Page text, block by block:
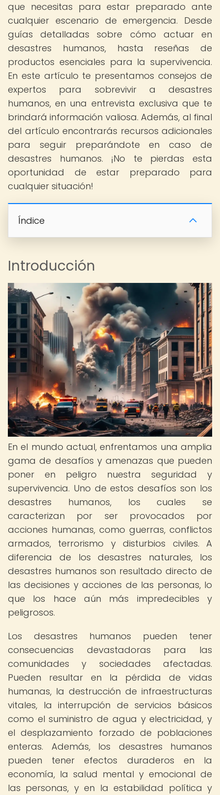
que necesitas para estar preparado ante
cualquier escenario de emergencia. Desde
guías detalladas sobre cómo actuar en
desastres humanos, hasta reseñas de
productos esenciales para la supervivencia.
En este artículo te presentamos consejos de
expertos para sobrevivir a desastres
humanos, en una entrevista exclusiva que te
brindará información valiosa. Además, al final
del artículo encontrarás recursos adicionales
para seguir preparándote en caso de
desastres humanos. ¡No te pierdas esta
oportunidad de estar preparado para
cualquier situación!
Índice
Introducción
En el mundo actual, enfrentamos una amplia
gama de desafíos y amenazas que pueden
poner en peligro nuestra seguridad y
supervivencia. Uno de estos desafíos son los
desastres humanos, los cuales se
caracterizan por ser provocados por
acciones humanas, como guerras, conflictos
armados, terrorismo y disturbios civiles. A
diferencia de los desastres naturales, los
desastres humanos son resultado directo de
las decisiones y acciones de las personas, lo
que los hace aún más impredecibles y
peligrosos.
Los desastres humanos pueden tener
consecuencias devastadoras para las
comunidades y sociedades afectadas.
Pueden resultar en la pérdida de vidas
humanas, la destrucción de infraestructuras
vitales, la interrupción de servicios básicos
como el suministro de agua y electricidad, y
el desplazamiento forzado de poblaciones
enteras. Además, los desastres humanos
pueden tener efectos duraderos en la
economía, la salud mental y emocional de
las personas, y en la estabilidad política y